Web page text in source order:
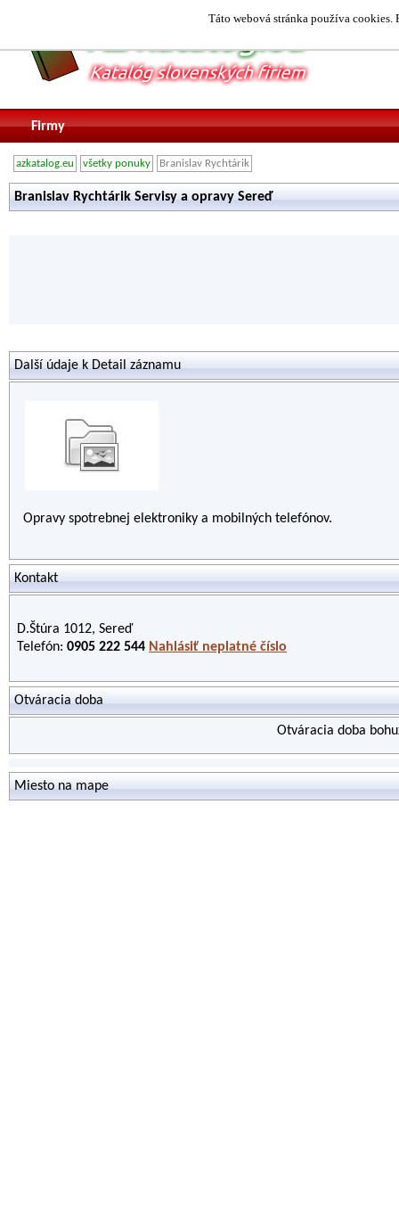
Táto webová stránka používa
Firmy
azkatalog.eu všetky ponuky Branislav Rychtárik
Branislav Rychtárik Servisy a opravy Sereď
Další údaje k Detail záznamu
Opravy spotrebnej elektroniky a mobilných telefónov.
Kontakt
D.Štúra 1012, Sereď
Telefón: 0905 222 544 Nahlásiť neplatné číslo
Otváracia doba
Otváracia doba
Miesto na mape